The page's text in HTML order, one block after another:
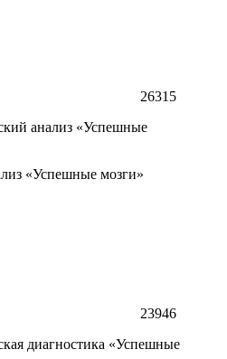
26315
«Успешные мозги»
23946